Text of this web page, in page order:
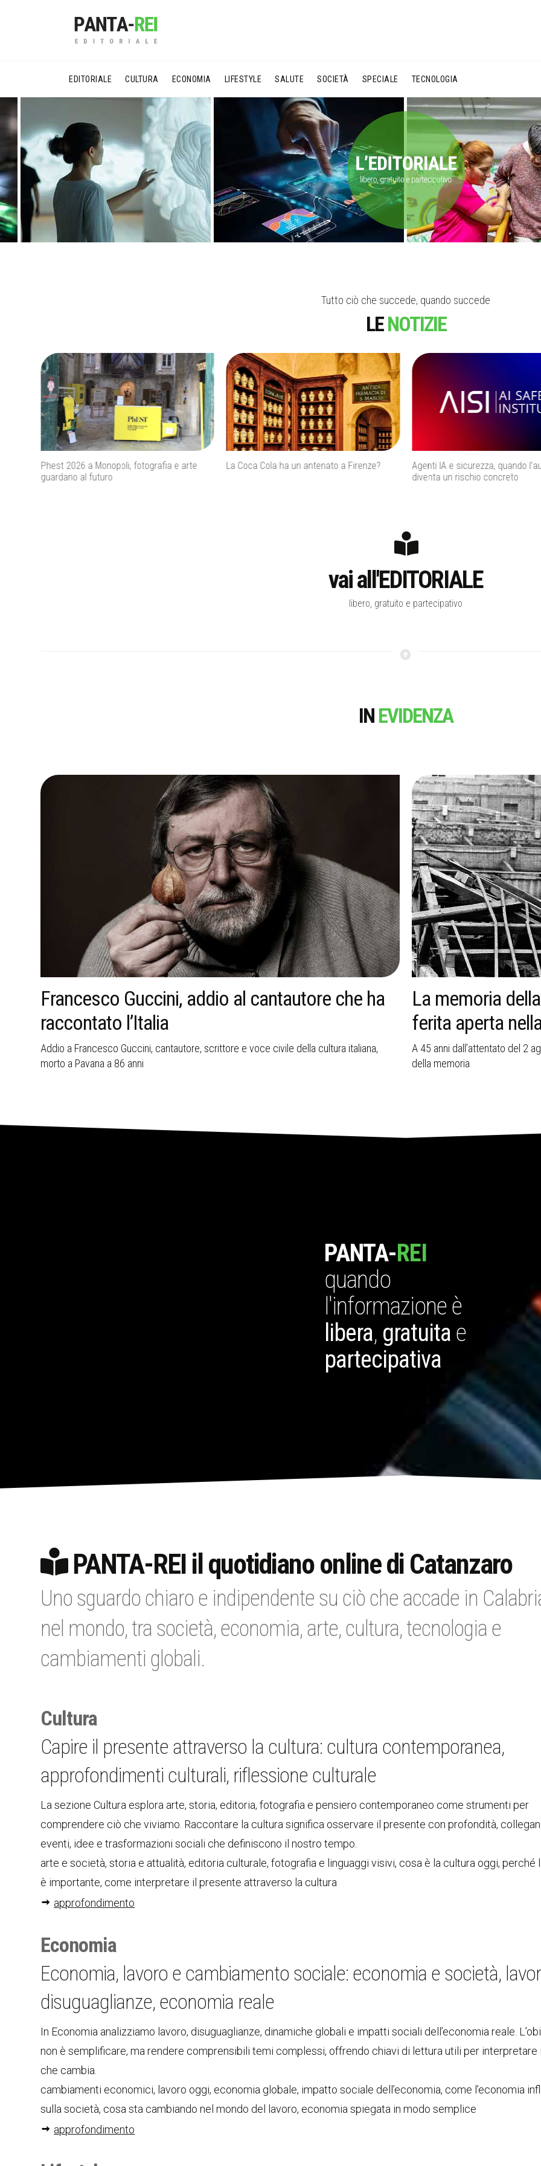
EDITORIALE CULTURA ECONOMIA LIFESTYLE SALUTE SOCIETÀ SPECIALE TECNOLOGIA
Tutto ciò che succede, quando succede
LENOTIZIE
La Coca Cola ha un antenato a Firenze?
Agenti IA e sicurezza, quando l’autonomia
Caldo estremo in Italia, l’ondata
vai all'EDITORIALE
libero, gratuito e partecipativo
IN EVIDENZA
La memoria della strage di Bologna resta una
ferita aperta nella storia italiana
A 45 anni dall’attentato del 2 agosto 1980, Bologna ricorda le vittime e il valore civile
della memoria
Tina Anselmi, la
Repubblica
Dalla Resistenza alla
riforme e senso dello Stato
PANTA-REI
quando
l'informazione è
libera, gratuita e
partecipativa
PANTA-REI il quotidiano online di Catanzaro
Uno sguardo chiaro e indipendente su ciò che accade in
nel mondo, tra società, economia, arte, cultura, tecnologia e
cambiamenti globali.
Cultura
Capire il presente attraverso la cultura: cultura contemporanea,
approfondimenti culturali, riflessione culturale
La sezione Cultura esplora arte, storia, editoria, fotografia e pensiero contemporaneo come strumenti per
comprendere ciò che viviamo. Raccontare la cultura significa osservare il presente con profondità,
eventi, idee e trasformazioni sociali che definiscono il nostro tempo.
arte e società, storia e attualità, editoria culturale, fotografia e linguaggi visivi, cosa è la cultura oggi, perché
è importante, come interpretare il presente attraverso la cultura
approfondimento
Economia
Economia, lavoro e cambiamento sociale: economia e società,
disuguaglianze, economia reale
In Economia analizziamo lavoro, disuguaglianze, dinamiche globali e impatti sociali dell’economia reale.
non è semplificare, ma rendere comprensibili temi complessi, offrendo chiavi di lettura utili per interpretare
che cambia.
cambiamenti economici, lavoro oggi, economia globale, impatto sociale dell’economia, come l’economia
sulla società, cosa sta cambiando nel mondo del lavoro, economia spiegata in modo semplice
approfondimento